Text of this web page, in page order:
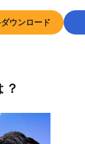
ウンロード